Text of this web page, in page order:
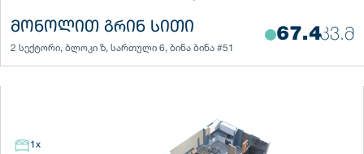
ᲛᲝᲜᲝᲚᲘᲗ ᲒᲠᲘᲜ ᲡᲘᲗᲘ
2 სექტორი, ბლოკი ზ, სართული 6, ბინა ბინა #51
67.4ᲙᲕ.Მ
1 x